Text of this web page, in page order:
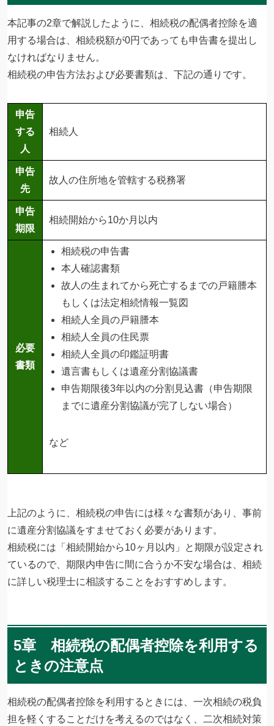
本記事の2章で解説したように、相続税の配偶者控除を適
用する場合は、相続税額が0円であっても申告書を提出し
なければなりません。
相続税の申告方法および必要書類は、下記の通りです。
申告
する
人
相続人
申告
先
故人の住所地を管轄する税務署
申告
期限
相続開始から10か月以内
必要
書類
相続税の申告書
本人確認書類
故人の生まれてから死亡するまでの戸籍謄本
もしくは法定相続情報一覧図
相続人全員の戸籍謄本
相続人全員の住民票
相続人全員の印鑑証明書
遺言書もしくは遺産分割協議書
申告期限後3年以内の分割見込書（申告期限
までに遺産分割協議が完了しない場合）
など
上記のように、相続税の申告には様々な書類があり、事前
に遺産分割協議をすませておく必要があります。
相続税には「相続開始から10ヶ月以内」と期限が設定され
ているので、期限内申告に間に合うか不安な場合は、相続
に詳しい税理士に相談することをおすすめします。
5章 相続税の配偶者控除を利用する
ときの注意点
相続税の配偶者控除を利用するときには、一次相続の税負
担を軽くすることだけを考えるのではなく、二次相続対策